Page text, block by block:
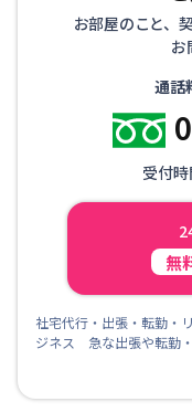
お部屋のこと、
お
通話
受付
無
社宅代行・出張・転勤・
ジネス 急な出張や転勤